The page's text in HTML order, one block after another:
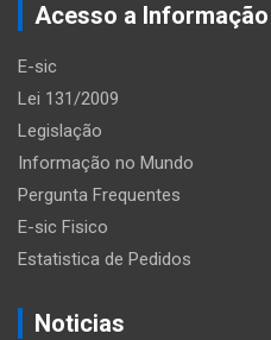
Acesso a Informação
E-sic
Lei 131/2009
Legislação
Informação no Mundo
Pergunta Frequentes
E-sic Fisico
Estatistica de Pedidos
Noticias